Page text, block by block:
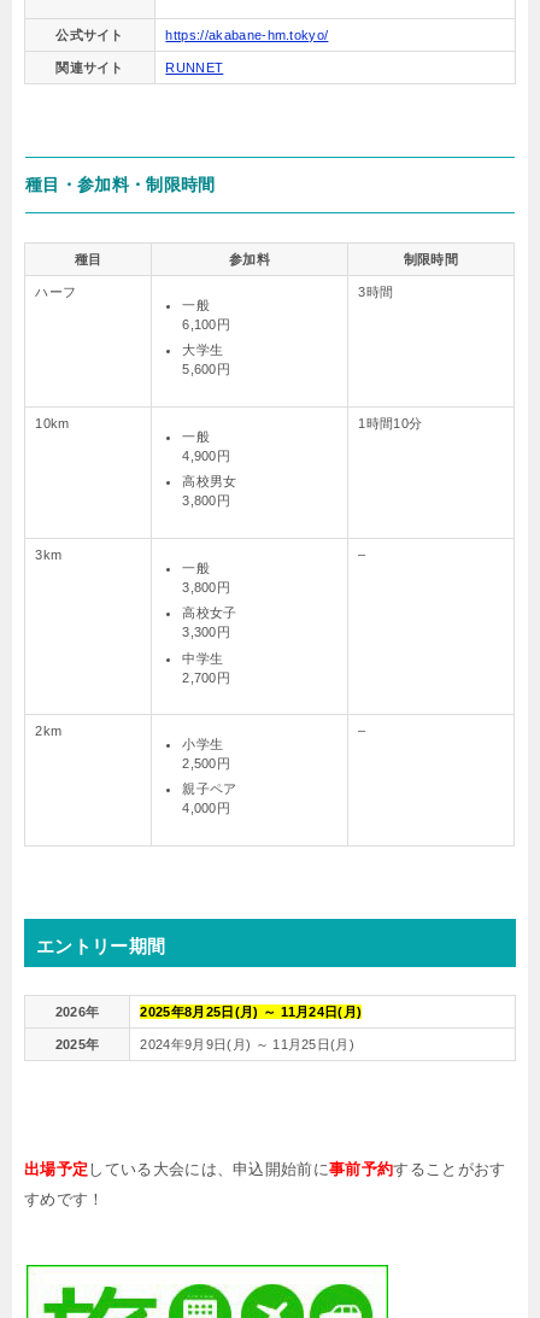
公式サイト https://akabane-hm.tokyo/
関連サイト RUNNET
種目・参加料・制限時間
種目 参加料 制限時間
ハーフ
一般
6,100円
大学生
5,600円
3時間
10km
一般
4,900円
高校男女
3,800円
1時間10分
3km
一般
3,800円
高校女子
3,300円
中学生
2,700円
–
2km
小学生
2,500円
親子ペア
4,000円
–
エントリー期間
2026年 2025年8月25日(月) ～ 11月24日(月)
2025年 2024年9月9日(月) ～ 11月25日(月)
出場予定 している大会には、申込開始前に事前予約することがおす
すめです！